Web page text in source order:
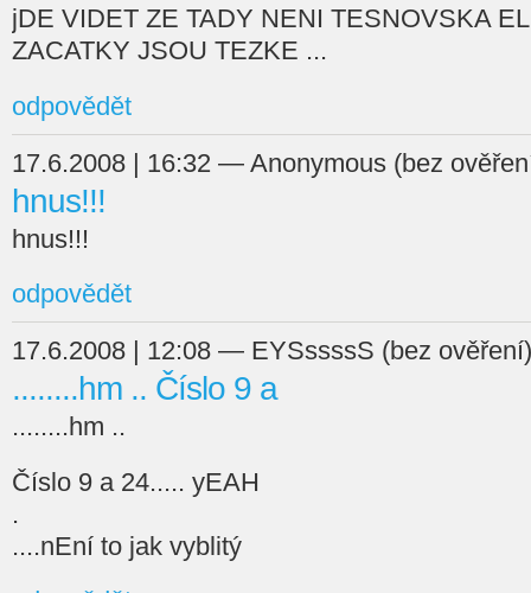
jDE VIDET ZE TADY NENI TESNOVSKA
ZACATKY JSOU TEZKE ...
odpovědět
17.6.2008 | 16:32 — Anonymous (bez
hnus!!!
hnus!!!
odpovědět
17.6.2008 | 12:08 — EYSssssS (bez ověření)
........hm .. Číslo 9 a
........hm ..
Číslo 9 a 24..... yEAH
.
....nEní to jak vyblitý